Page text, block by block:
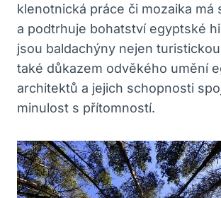
klenotnická práce či mozaika má
a podtrhuje bohatství egyptské
jsou baldachýny nejen
také důkazem odvěkého umění
architektů a jejich schopnosti
minulost s přítomností.